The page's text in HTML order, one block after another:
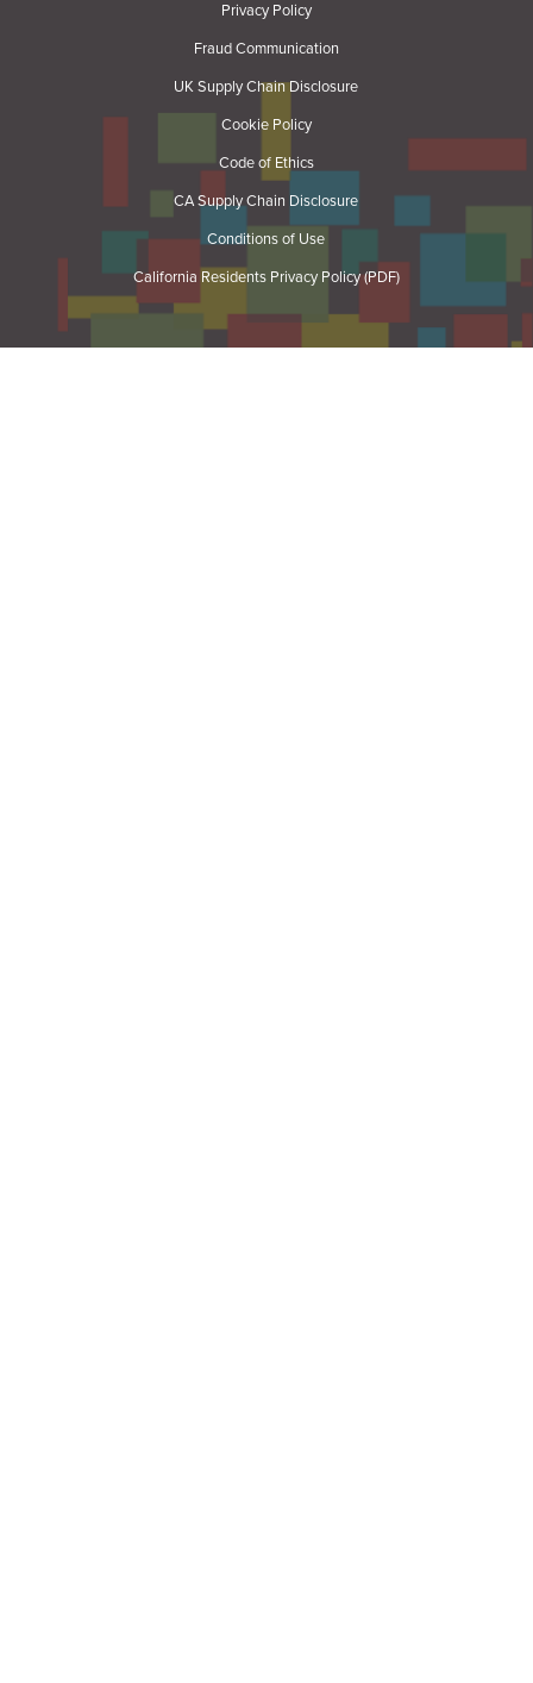
Privacy Policy
Fraud Communication
UK Supply Chain Disclosure
Cookie Policy
Code of Ethics
CA Supply Chain Disclosure
Conditions of Use
California Residents Privacy Policy (PDF)